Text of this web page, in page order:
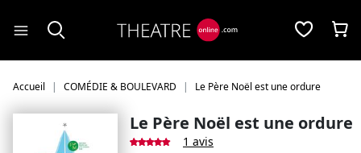
Accueil COMÉDIE & BOULEVARD Le Père Noël est une ordure
Le Père Noël est une ordure
1 avis